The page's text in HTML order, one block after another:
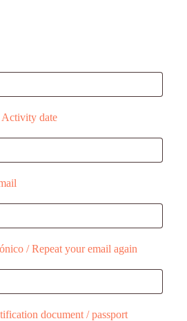
Activity date
/ Repeat your email again
document / passport